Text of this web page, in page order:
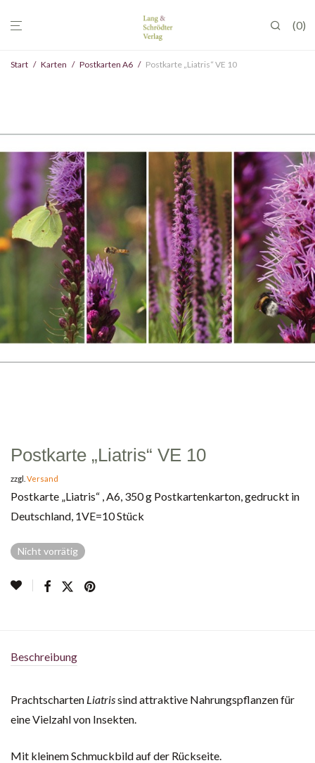
0
Start / Karten / Postkarten A6 / Postkarte „Liatris“ VE 10
Postkarte „Liatris“ VE 10
zzgl. Versand
Postkarte „Liatris“ , A6, 350 g Postkartenkarton, gedruckt in
Deutschland, 1VE=10 Stück
Nicht vorrätig
Beschreibung
Prachtscharten Liatrissind attraktive Nahrungspflanzen für
eine Vielzahl von Insekten.
Mit kleinem Schmuckbild auf der Rückseite.